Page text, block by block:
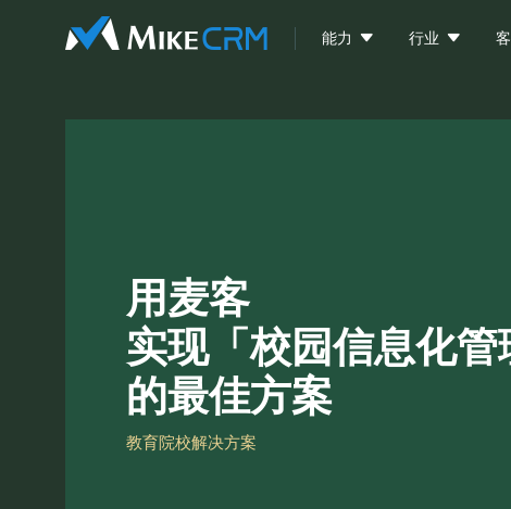
能力  行业 
用麦客
实现「校园信息化管
的最佳方案
教育院校解决方案